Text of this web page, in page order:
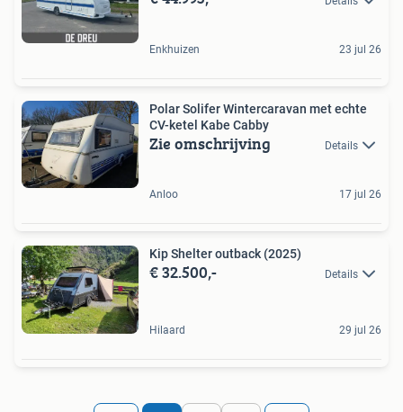
Enkhuizen 23 jul 26
Polar Solifer Wintercaravan met echte
CV-ketel Kabe Cabby
Zie omschrijving Details
Anloo 17 jul 26
Kip Shelter outback (2025)
€ 32.500,- Details
Hilaard 29 jul 26